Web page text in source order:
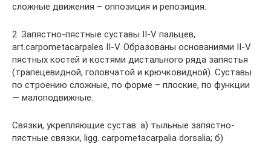
сложные движения – оппозиция и репозиция.
2. Запястно-пястные суставы II-V пальцев,
art.carpometacarpales II-V. Образованы основаниями II-V
пястных костей и костями дистального ряда запястья
(трапецевидной, головчатой и крючковидной). Суставы
по строению сложные, по форме – плоские, по функции
— малоподвижные.
Связки, укрепляющие сустав: а) тыльные запястно-
пястные связки, ligg. carpometacarpalia dorsalia; б)